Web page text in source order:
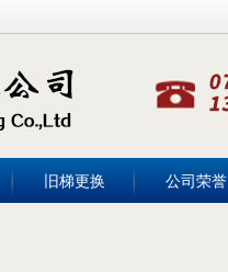
旧梯更换 公司荣誉